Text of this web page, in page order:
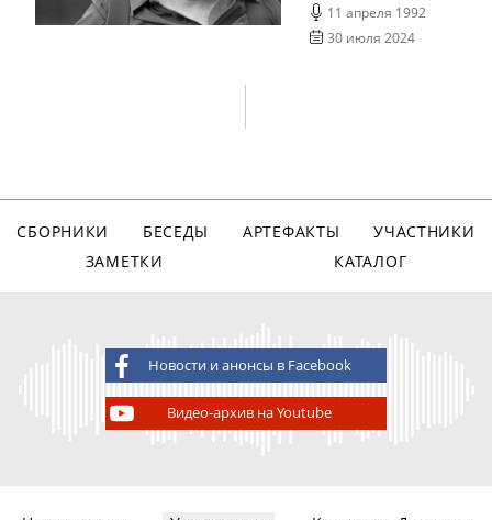
11 апреля 1992
30 июля 2024
СБОРНИКИ БЕСЕДЫ АРТЕФАКТЫ
УЧАСТНИКИ
ЗАМЕТКИ
КАТАЛОГ
Новости и анонсы в Facebook
Видео-архив на Youtube